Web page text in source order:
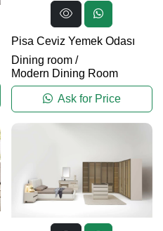
Pisa Ceviz Yemek Odası
Dining room/
Modern Dining Room
Ask for Price